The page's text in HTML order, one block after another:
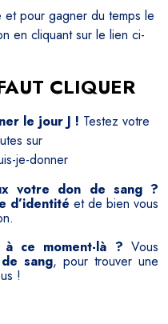
et pour gagner du temps le
en cliquant sur le lien ci-
CLIQUER
le jour J ! Testez votre
sur
je-donner
votre don de sang ?
d’identité et de bien vous
à ce moment-là ? Vous
sang, pour trouver une
!